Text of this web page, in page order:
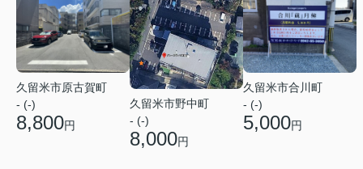
久留米市原古賀町
- (-)
8,800円
久留米市野中町
- (-)
8,000円
久留米市合川町
- (-)
5,000円